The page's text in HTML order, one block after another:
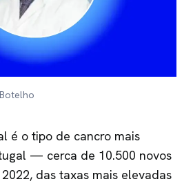
é o tipo de cancro mais
— cerca de 10.500 novos
das taxas mais elevadas